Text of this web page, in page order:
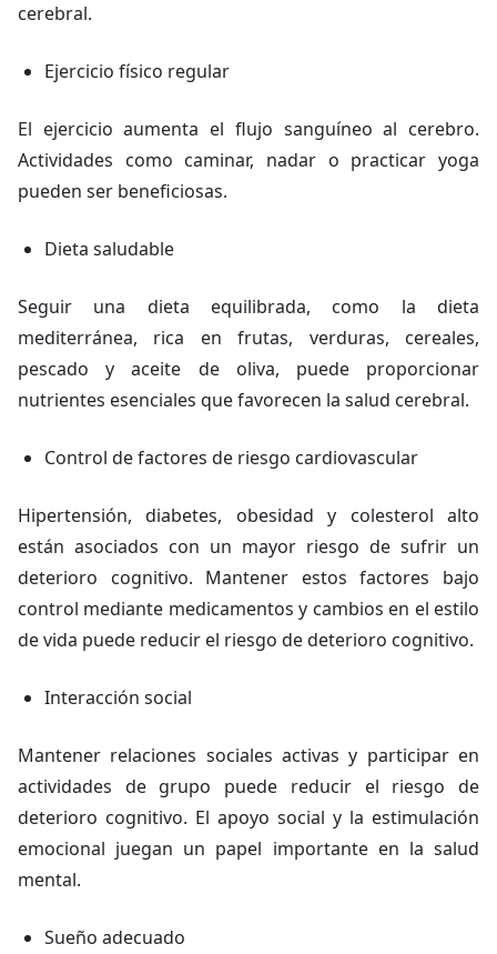
cerebral.
Ejercicio físico regular
El ejercicio aumenta el flujo sanguíneo al cerebro.
Actividades como caminar, nadar o practicar yoga
pueden ser beneficiosas.
Dieta saludable
Seguir una dieta equilibrada, como la dieta
mediterránea, rica en frutas, verduras, cereales,
pescado y aceite de oliva, puede proporcionar
nutrientes esenciales que favorecen la salud cerebral.
Control de factores de riesgo cardiovascular
Hipertensión, diabetes, obesidad y colesterol alto
están asociados con un mayor riesgo de sufrir un
deterioro cognitivo. Mantener estos factores bajo
control mediante medicamentos y cambios en el estilo
de vida puede reducir el riesgo de deterioro cognitivo.
Interacción social
Mantener relaciones sociales activas y participar en
actividades de grupo puede reducir el riesgo de
deterioro cognitivo. El apoyo social y la estimulación
emocional juegan un papel importante en la salud
mental.
Sueño adecuado